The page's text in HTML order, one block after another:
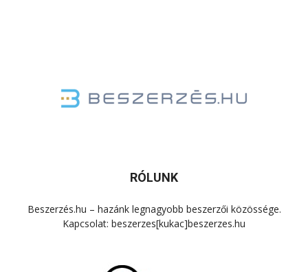
RÓLUNK
Beszerzés.hu – hazánk legnagyobb beszerzői közössége.
Kapcsolat: beszerzes[kukac]beszerzes.hu